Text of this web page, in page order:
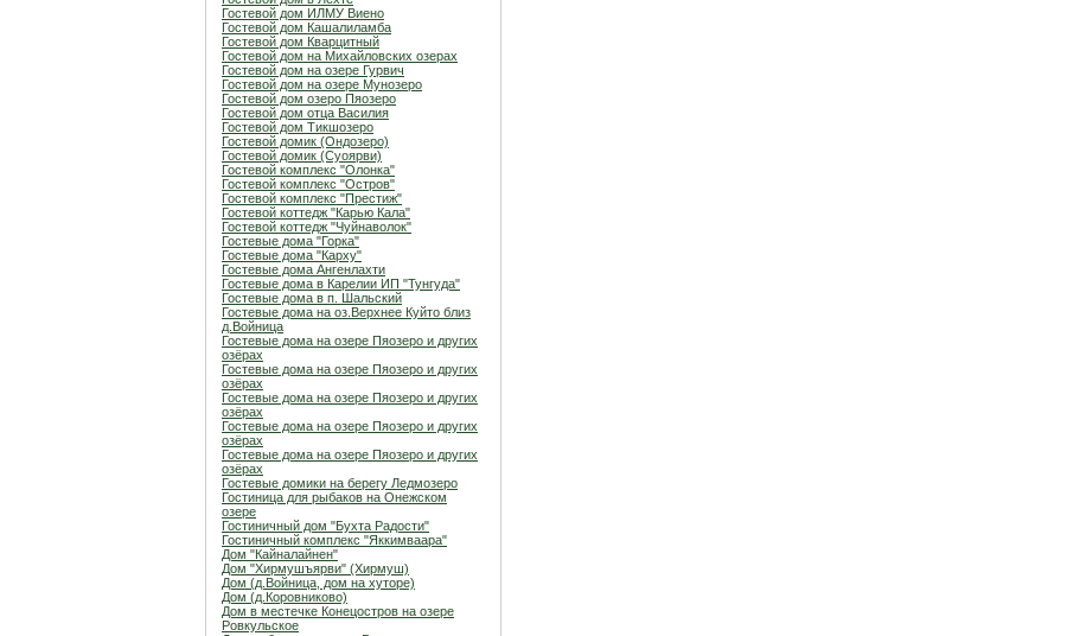
Гостевой дом ИЛМУ Виено
Гостевой дом Кашалиламба
Гостевой дом Кварцитный
Гостевой дом на Михайловских озерах
Гостевой дом на озере Гурвич
Гостевой дом на озере Мунозеро
Гостевой дом озеро Пяозеро
Гостевой дом отца Василия
Гостевой дом Тикшозеро
Гостевой домик (Ондозеро)
Гостевой домик (Суоярви)
Гостевой комплекс "Олонка"
Гостевой комплекс "Остров"
Гостевой комплекс "Престиж"
Гостевой коттедж "Карью Кала"
Гостевой коттедж "Чуйнаволок"
Гостевые дома "Горка"
Гостевые дома "Карху"
Гостевые дома Ангенлахти
Гостевые дома в Карелии ИП "Тунгуда"
Гостевые дома в п. Шальский
Гостевые дома на оз.Верхнее Куйто близ
д.Войница
Гостевые дома на озере Пяозеро и других
озёрах
Гостевые дома на озере Пяозеро и других
озёрах
Гостевые дома на озере Пяозеро и других
озёрах
Гостевые дома на озере Пяозеро и других
озёрах
Гостевые дома на озере Пяозеро и других
озёрах
Гостевые домики на берегу Ледмозеро
Гостиница для рыбаков на Онежском
озере
Гостиничный дом "Бухта Радости"
Гостиничный комплекс "Яккимваара"
Дом "Кайналайнен"
Дом "Хирмушъярви" (Хирмуш)
Дом (д.Войница, дом на хуторе)
Дом (д.Коровниково)
Дом в местечке Конецостров на озере
Ровкульское